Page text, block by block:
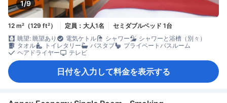
1/9
12 m²（129 ft²） 定員：大人1名
セミダブルベッド 1台
眺望: 眺望あり
電気ケトル シャワー
シャワーと浴槽（別々）
タオル
トイレタリー バスタブ
プライベートバスルーム
ヘアドライヤー
テレビ
日付を入力して料金を表示する